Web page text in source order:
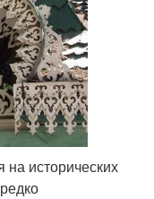
исторических